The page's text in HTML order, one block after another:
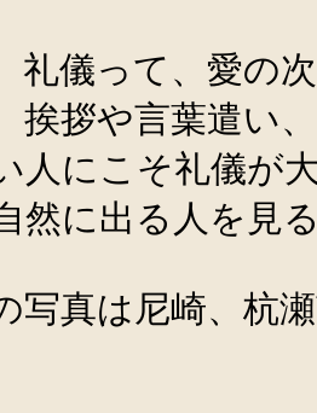
礼儀って、愛の
拶や言葉遣い
人にこそ礼儀が
然に出る人を見
写真は尼崎、杭